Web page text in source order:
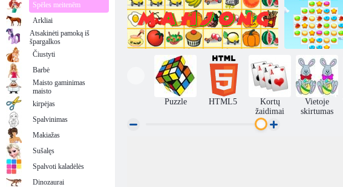
Sultingas
brūkšnys
Slapukų
sutriuškinimas 3
Puzzle HTML5
Kortų
žaidimai
Vietoje
skirtumas
Spēles meitenēm
Arkliai
Atsakinėti pamoką iš
špargalkos
Čiustyti
Barbė
Maisto gaminimas
maisto
kirpėjas
Spalvinimas
Makiažas
Sušalęs
Spalvoti kaladėlės
Dinozaurai